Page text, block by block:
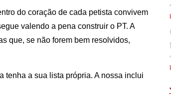
do coração de cada petista convivem
valendo a pena construir o PT. A
que, se não forem bem resolvidos,
tenha a sua lista própria. A nossa inclui